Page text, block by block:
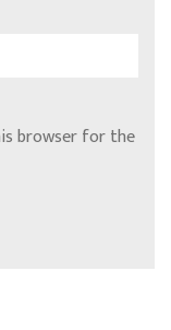
browser for the